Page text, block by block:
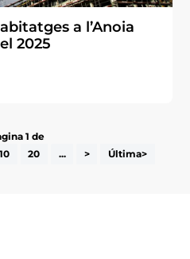
a l’Anoia
2025
1 de
10 20 ... > Última>